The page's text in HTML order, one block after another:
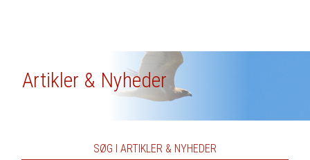
Artikler & Nyheder
SØG I ARTIKLER & NYHEDER